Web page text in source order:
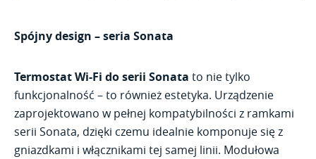
Spójny design – seria Sonata
Termostat Wi-Fi do serii Sonata to nie tylko
funkcjonalność – to również estetyka. Urządzenie
zaprojektowano w pełnej kompatybilności z ramkami
serii Sonata, dzięki czemu idealnie komponuje się z
gniazdkami i włącznikami tej samej linii. Modułowa